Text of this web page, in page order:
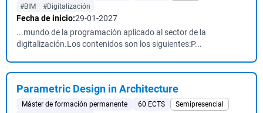
#BIM
#Digitalización
Fecha de inicio:29-01-2027
...mundo de la programación aplicado al sector de la
digitalización.Los contenidos son los siguientes:P...
Parametric Design in Architecture
Máster de formación permanente 60 ECTS
Semipresencial